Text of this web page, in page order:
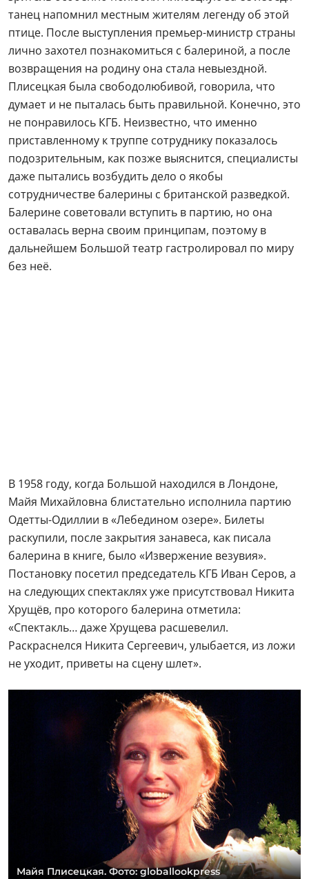
танец напомнил местным жителям легенду об этой
птице. После выступления премьер-министр страны
лично захотел познакомиться с балериной, а после
возвращения на родину она стала невыездной.
Плисецкая была свободолюбивой, говорила, что
думает и не пыталась быть правильной. Конечно, это
не понравилось КГБ. Неизвестно, что именно
приставленному к труппе сотруднику показалось
подозрительным, как позже выяснится, специалисты
даже пытались возбудить дело о якобы
сотрудничестве балерины с британской разведкой.
Балерине советовали вступить в партию, но она
оставалась верна своим принципам, поэтому в
дальнейшем Большой театр гастролировал по миру
без неё.
В 1958 году, когда Большой находился в Лондоне,
Майя Михайловна блистательно исполнила партию
Одетты-Одиллии в «Лебедином озере». Билеты
раскупили, после закрытия занавеса, как писала
балерина в книге, было «Извержение везувия».
Постановку посетил председатель КГБ Иван Серов, а
на следующих спектаклях уже присутствовал Никита
Хрущёв, про которого балерина отметила:
«Спектакль… даже Хрущева расшевелил.
Раскраснелся Никита Сергеевич, улыбается, из ложи
не уходит, приветы на сцену шлет».
Майя Плисецкая. Фото: globallookpress